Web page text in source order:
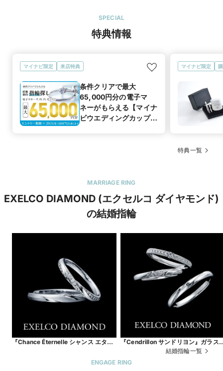
SPECIAL
特典情報
マイナビ限定 来店特典
条件クリアで最大
65,000円分の電子マ
ネーがもらえる【マイナ
ビウエディングカップル
マイナビ限定
特典一覧
MARRIAGE RING
EXELCO DIAMOND (エクセルコ ダイヤモンド)
の結婚指輪
『Chance Éternelle シャンス エター
『Cendrillon サンドリヨン』ガラス
靴が導く、永遠の幸福結婚指輪一覧
ENGAGE RING